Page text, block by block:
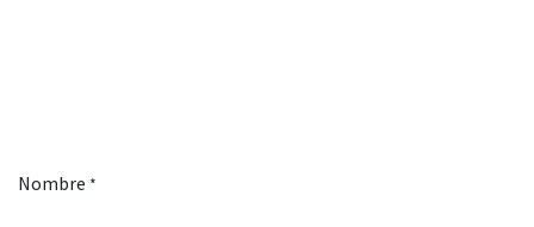
Nombre *